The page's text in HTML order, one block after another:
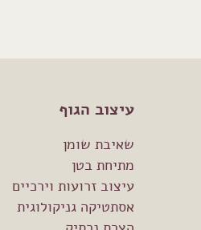
עיצוב הגוף
שאיבת שומן
מתיחת בטן
עיצוב זרועות וירכיים
אסתטיקה גניקולוגית